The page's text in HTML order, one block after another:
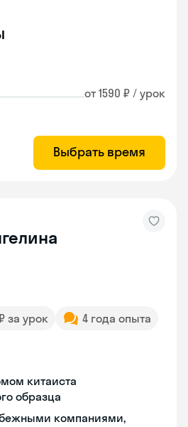
от 1590 ₽ / урок
Выбрать время
за урок 4 года опыта
китаиста
образца
компаниями,